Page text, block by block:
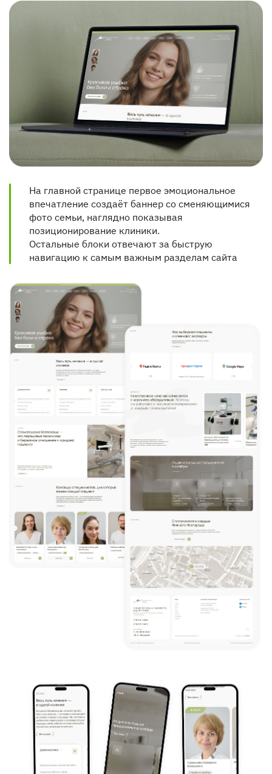
На главной странице первое эмоциональное
впечатление создаёт баннер со сменяющимися
фото семьи, наглядно показывая
позиционирование клиники.
Остальные блоки отвечают за быструю
навигацию к самым важным разделам сайта